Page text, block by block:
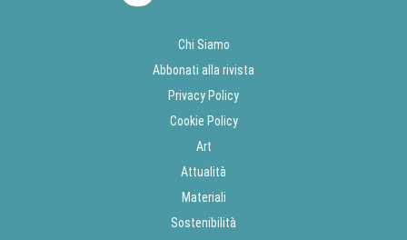
Chi Siamo
Abbonati alla rivista
Privacy Policy
Cookie Policy
Art
Attualità
Materiali
Sostenibilità